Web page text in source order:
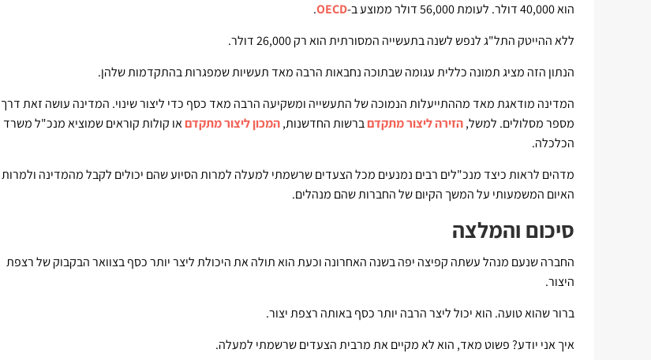
הוא 40,000 דולר. לעומת 56,000 דולר ממוצע ב-
OECD
.
ללא ההייטק התל"ג לנפש לשנה בתעשייה המסורתית הוא רק 26,000 דולר.
הנתון הזה מציג תמונה כללית עגומה שבתוכה נחבאות הרבה מאד תעשיות שמפגרות בהתקדמות שלהן.
המדינה מודאגת מאד מההתייעלות הנמוכה של התעשייה ומשקיעה הרבה מאד כסף כדי ליצור שינוי. המדינה עושה זאת דרך
מספר מסלולים. למשל,הזירה ליצור מתקדםברשות החדשנות,המכון ליצור מתקדםאו קולות קוראים שמוציא מנכ"ל משרד
הכלכלה.
מדהים לראות כיצד מנכ"לים רבים נמנעים מכל הצעדים שרשמתי למעלה למרות הסיוע שהם יכולים לקבל מהמדינה ולמרות
האיום המשמעותי על המשך הקיום של החברות שהם מנהלים.
סיכום והמלצה
החברה שנעם מנהל עשתה קפיצה יפה בשנה האחרונה וכעת הוא תולה את היכולת ליצר יותר כסף בצוואר הבקבוק של רצפת
היצור.
ברור שהוא טועה. הוא יכול ליצר הרבה יותר כסף באותה רצפת יצור.
איך אני יודע? פשוט מאד, הוא לא מקיים את מרבית הצעדים שרשמתי למעלה.